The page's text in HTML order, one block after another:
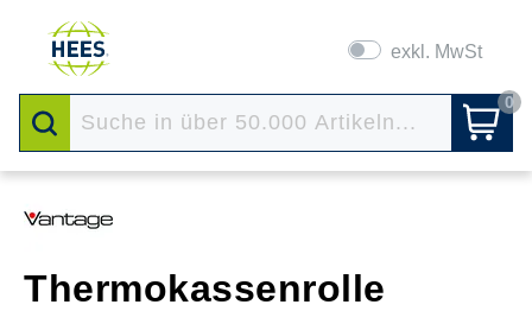
exkl. MwSt
0
Thermokassenrolle